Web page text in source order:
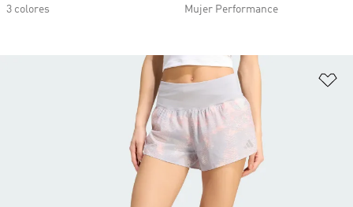
3 colores
Mujer Performance